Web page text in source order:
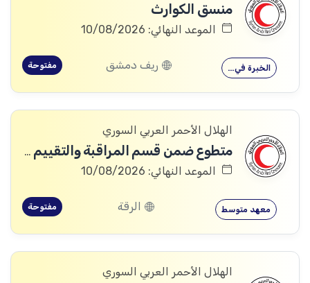
منسق الكوارث
الموعد النهائي: 10/08/2026
الخبرة في… ريف دمشق مفتوحة
الهلال الأحمر العربي السوري
متطوع ضمن قسم المراقبة والتقييم والتعلم (MEAL)
الموعد النهائي: 10/08/2026
معهد متوسط الرقة مفتوحة
الهلال الأحمر العربي السوري